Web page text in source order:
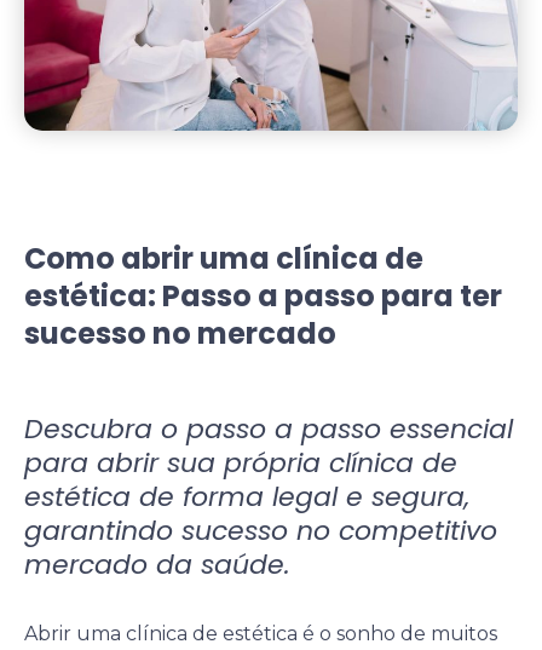
Como abrir uma clínica de
estética: Passo a passo para ter
sucesso no mercado
Descubra o passo a passo essencial
para abrir sua própria clínica de
estética de forma legal e segura,
garantindo sucesso no competitivo
mercado da saúde.
Abrir uma clínica de estética é o sonho de muitos